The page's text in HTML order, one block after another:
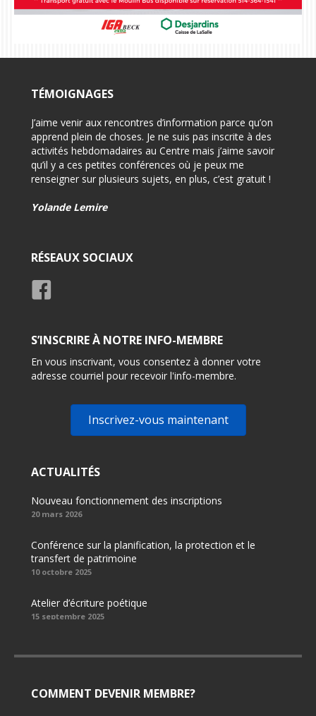
TÉMOIGNAGES
J’aime venir aux rencontres d’information parce qu’on
apprend plein de choses. Je ne suis pas inscrite à des
activités hebdomadaires au Centre mais j’aime savoir
qu’il y a ces petites conférences où je peux me
renseigner sur plusieurs sujets, en plus, c’est gratuit !
Yolande Lemire
RÉSEAUX SOCIAUX
S’INSCRIRE À NOTRE INFO-MEMBRE
En vous inscrivant, vous consentez à donner votre
adresse courriel pour recevoir l'info-membre.
Inscrivez-vous maintenant
ACTUALITÉS
Nouveau fonctionnement des inscriptions
20 mars 2026
Conférence sur la planification, la protection et le
transfert de patrimoine
10 octobre 2025
Atelier d’écriture poétique
15 septembre 2025
COMMENT DEVENIR MEMBRE?